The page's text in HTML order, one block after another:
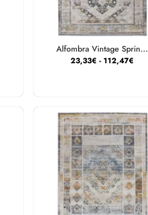
Alfombra Vintage Sprin...
23,33€ - 112,47€